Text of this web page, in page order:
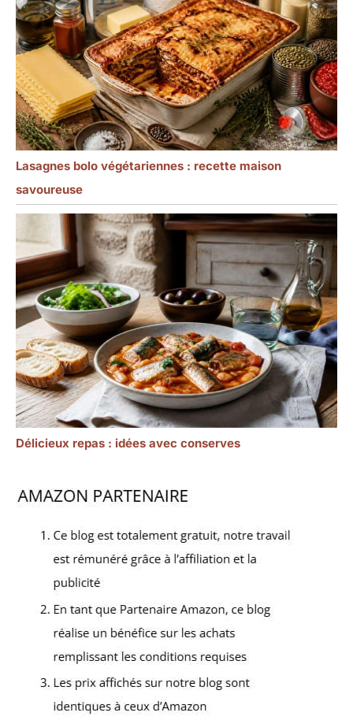
Lasagnes bolo végétariennes : recette maison
savoureuse
Délicieux repas : idées avec conserves